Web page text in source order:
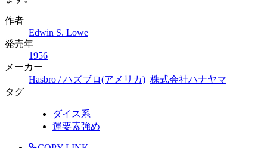
作者
Edwin S. Lowe
発売年
1956
メーカー
Hasbro / ハズブロ(アメリカ) 株式会社ハナヤマ
タグ
ダイス系
運要素強め